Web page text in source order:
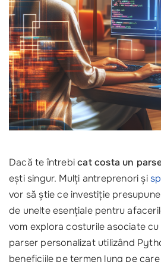
Dacă te întrebicat costa un
ești singur. Mulți antreprenori și
vor să știe ce investiție
de unelte esențiale pentru
vom explora costurile asociate
parser personalizat utilizând
beneficiile pe termen lung pe